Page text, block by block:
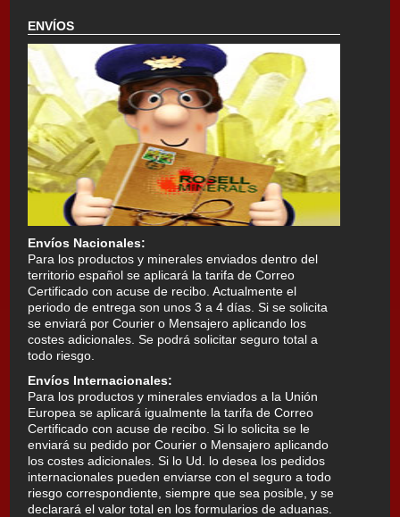
ENVÍOS
Envíos Nacionales:
Para los productos y minerales enviados dentro del
territorio español se aplicará la tarifa de Correo
Certificado con acuse de recibo. Actualmente el
periodo de entrega son unos 3 a 4 días. Si se solicita
se enviará por Courier o Mensajero aplicando los
costes adicionales. Se podrá solicitar seguro total a
todo riesgo.
Envíos Internacionales:
Para los productos y minerales enviados a la Unión
Europea se aplicará igualmente la tarifa de Correo
Certificado con acuse de recibo. Si lo solicita se le
enviará su pedido por Courier o Mensajero aplicando
los costes adicionales. Si lo Ud. lo desea los pedidos
internacionales pueden enviarse con el seguro a todo
riesgo correspondiente, siempre que sea posible, y se
declarará el valor total en los formularios de aduanas.